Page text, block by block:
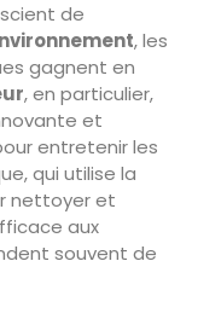
de
, les
gagnent en
, en particulier,
et
entretenir les
qui utilise la
nettoyer et
aux
souvent de